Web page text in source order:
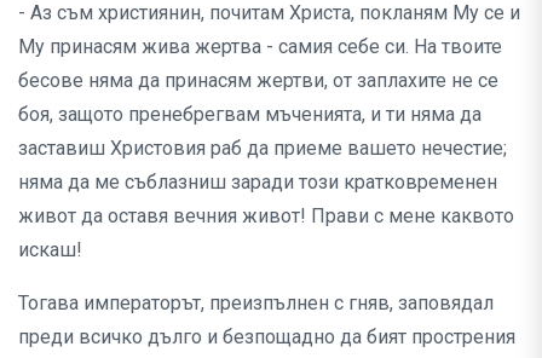
- Аз съм християнин, почитам Христа, покланям Му се и
Му принасям жива жертва - самия себе си. На твоите
бесове няма да принасям жертви, от заплахите не се
боя, защото пренебрегвам мъченията, и ти няма да
заставиш Христовия раб да приеме вашето нечестие;
няма да ме съблазниш заради този кратковременен
живот да оставя вечния живот! Прави с мене каквото
искаш!
Тогава императорът, преизпълнен с гняв, заповядал
преди всичко дълго и безпощадно да бият прострения